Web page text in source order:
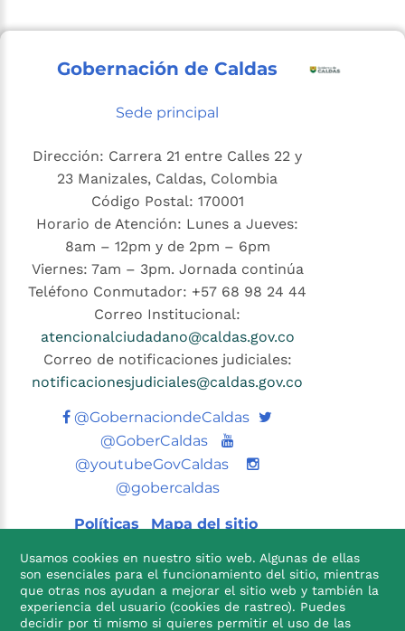
Gobernación de Caldas
Sede principal
Dirección: Carrera 21 entre Calles 22 y
23 Manizales, Caldas, Colombia
Código Postal: 170001
Horario de Atención: Lunes a Jueves:
8am – 12pm y de 2pm – 6pm
Viernes: 7am – 3pm. Jornada continúa
Teléfono Conmutador: +57 68 98 24 44
Correo Institucional:
atencionalciudadano@caldas.gov.co
Correo de notificaciones judiciales:
notificacionesjudiciales@caldas.gov.co
@GobernaciondeCaldas Twitter
@GoberCaldas
Youtube
@youtubeGovCaldas
@gobercaldas
Políticas Mapa del sitio
Usamos cookies en nuestro sitio web. Algunas de ellas
son esenciales para el funcionamiento del sitio, mientras
que otras nos ayudan a mejorar el sitio web y también la
experiencia del usuario (cookies de rastreo). Puedes
decidir por ti mismo si quieres permitir el uso de las